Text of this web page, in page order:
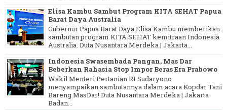
Elisa Kambu Sambut Program KITA SEHAT Papua
Barat Daya Australia
Gubernur Papua Barat Daya Elisa Kambu memberikan
sambutan program KITA SEHAT kemitraan Indonesia
Australia. Duta Nusantara Merdeka | Jakarta...
Indonesia Swasembada Pangan, Mas Dar
Beberkan Rahasia Stop Impor Beras Era Prabowo
Wakil Menteri Pertanian RI Sudaryono
menyampaikan sambutannya dalam acara Kopdar Tani
Bareng MasDar! Duta Nusantara Merdeka | Jakarta
Badan...